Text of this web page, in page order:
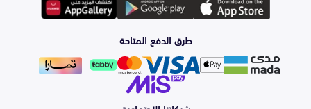
الشمعات
والاصطبات (الاضاءة)
الفرامل والأقمشة
لوازم الرحلات
اكسسوارات العناية
التلميع والعناية
هيونداي
طرق الدفع المتاحة